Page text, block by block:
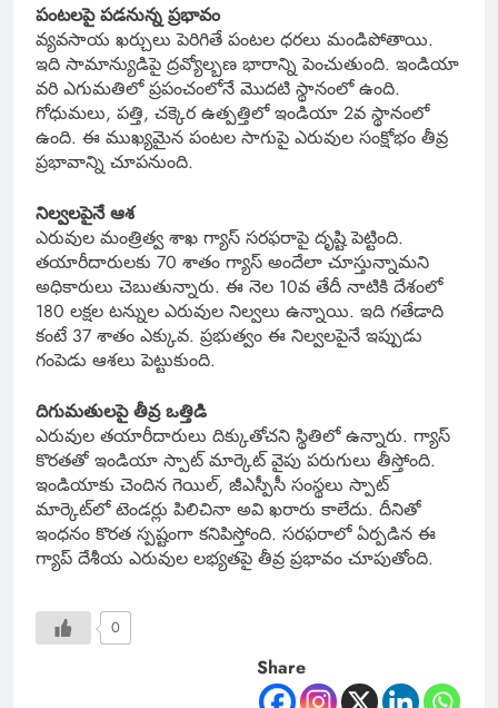
పంటలపై పడనున్న ప్రభావం
వ్యవసాయ ఖర్చులు పెరిగితే పంటల ధరలు మండిపోతాయి.
ఇది సామాన్యుడిపై ద్రవ్యోల్బణ భారాన్ని పెంచుతుంది. ఇండియా
వరి ఎగుమతిలో ప్రపంచంలోనే మొదటి స్థానంలో ఉంది.
గోధుమలు, పత్తి, చక్కెర ఉత్పత్తిలో ఇండియా 2వ స్థానంలో
ఉంది. ఈ ముఖ్యమైన పంటల సాగుపై ఎరువుల సంక్షోభం తీవ్ర
ప్రభావాన్ని చూపనుంది.
నిల్వలపైనే ఆశ
ఎరువుల మంత్రిత్వ శాఖ గ్యాస్ సరఫరాపై దృష్టి పెట్టింది.
తయారీదారులకు 70 శాతం గ్యాస్ అందేలా చూస్తున్నామని
అధికారులు చెబుతున్నారు. ఈ నెల 10వ తేదీ నాటికి దేశంలో
180 లక్షల టన్నుల ఎరువుల నిల్వలు ఉన్నాయి. ఇది గతేడాది
కంటే 37 శాతం ఎక్కువ. ప్రభుత్వం ఈ నిల్వలపైనే ఇప్పుడు
గంపెడు ఆశలు పెట్టుకుంది.
దిగుమతులపై తీవ్ర ఒత్తిడి
ఎరువుల తయారీదారులు దిక్కుతోచని స్థితిలో ఉన్నారు. గ్యాస్
కొరతతో ఇండియా స్పాట్ మార్కెట్ వైపు పరుగులు తీస్తోంది.
ఇండియాకు చెందిన గెయిల్, జీఎస్పీసీ సంస్థలు స్పాట్
మార్కెట్‌లో టెండర్లు పిలిచినా అవి ఖరారు కాలేదు. దీనితో
ఇంధనం కొరత స్పష్టంగా కనిపిస్తోంది. సరఫరాలో ఏర్పడిన ఈ
గ్యాప్ దేశీయ ఎరువుల లభ్యతపై తీవ్ర ప్రభావం చూపుతోంది.
0
Share